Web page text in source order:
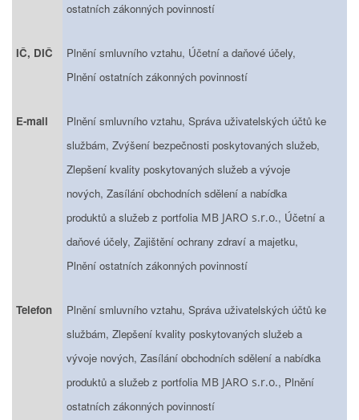
ostatních zákonných povinností
IČ, DIČ
Plnění smluvního vztahu, Účetní a daňové účely,
Plnění ostatních zákonných povinností
E-mail
Plnění smluvního vztahu, Správa uživatelských účtů ke
službám, Zvýšení bezpečnosti poskytovaných služeb,
Zlepšení kvality poskytovaných služeb a vývoje
nových, Zasílání obchodních sdělení a nabídka
produktů a služeb z portfolia MB JARO s.r.o., Účetní a
daňové účely, Zajištění ochrany zdraví a majetku,
Plnění ostatních zákonných povinností
Telefon
Plnění smluvního vztahu, Správa uživatelských účtů ke
službám, Zlepšení kvality poskytovaných služeb a
vývoje nových, Zasílání obchodních sdělení a nabídka
produktů a služeb z portfolia MB JARO s.r.o., Plnění
ostatních zákonných povinností